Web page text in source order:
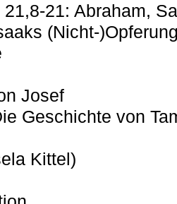
21: Abraham,
(Nicht-
Josef
Geschichte von
Kittel)